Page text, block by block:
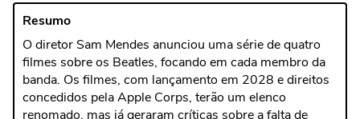
Resumo
O diretor Sam Mendes anunciou uma série de quatro
filmes sobre os Beatles, focando em cada membro da
banda. Os filmes, com lançamento em 2028 e direitos
concedidos pela Apple Corps, terão um elenco
renomado, mas já geraram críticas sobre a falta de